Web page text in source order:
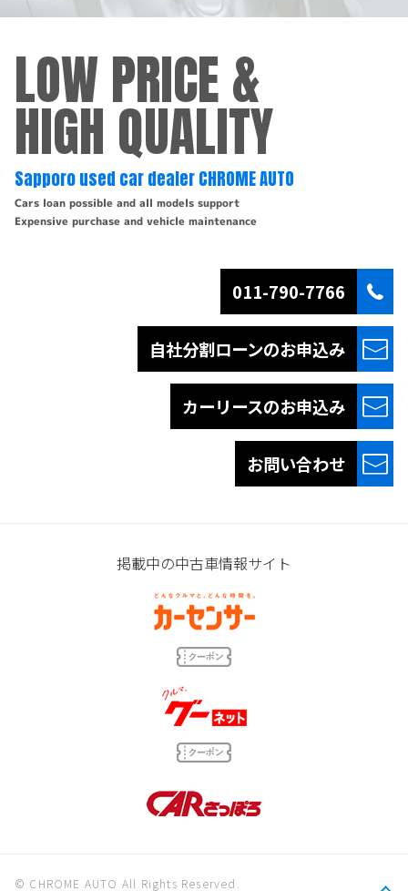
LOW PRICE &
HIGH QUALITY
Sapporo used car dealer CHROME AUTO
Cars loan possible and all models support
Expensive purchase and vehicle maintenance
011-790-7766
自社分割ローンのお申込み
カーリースのお申込み
お問い合わせ
掲載中の中古車情報サイト
© CHROME AUTO All Rights Reserved.